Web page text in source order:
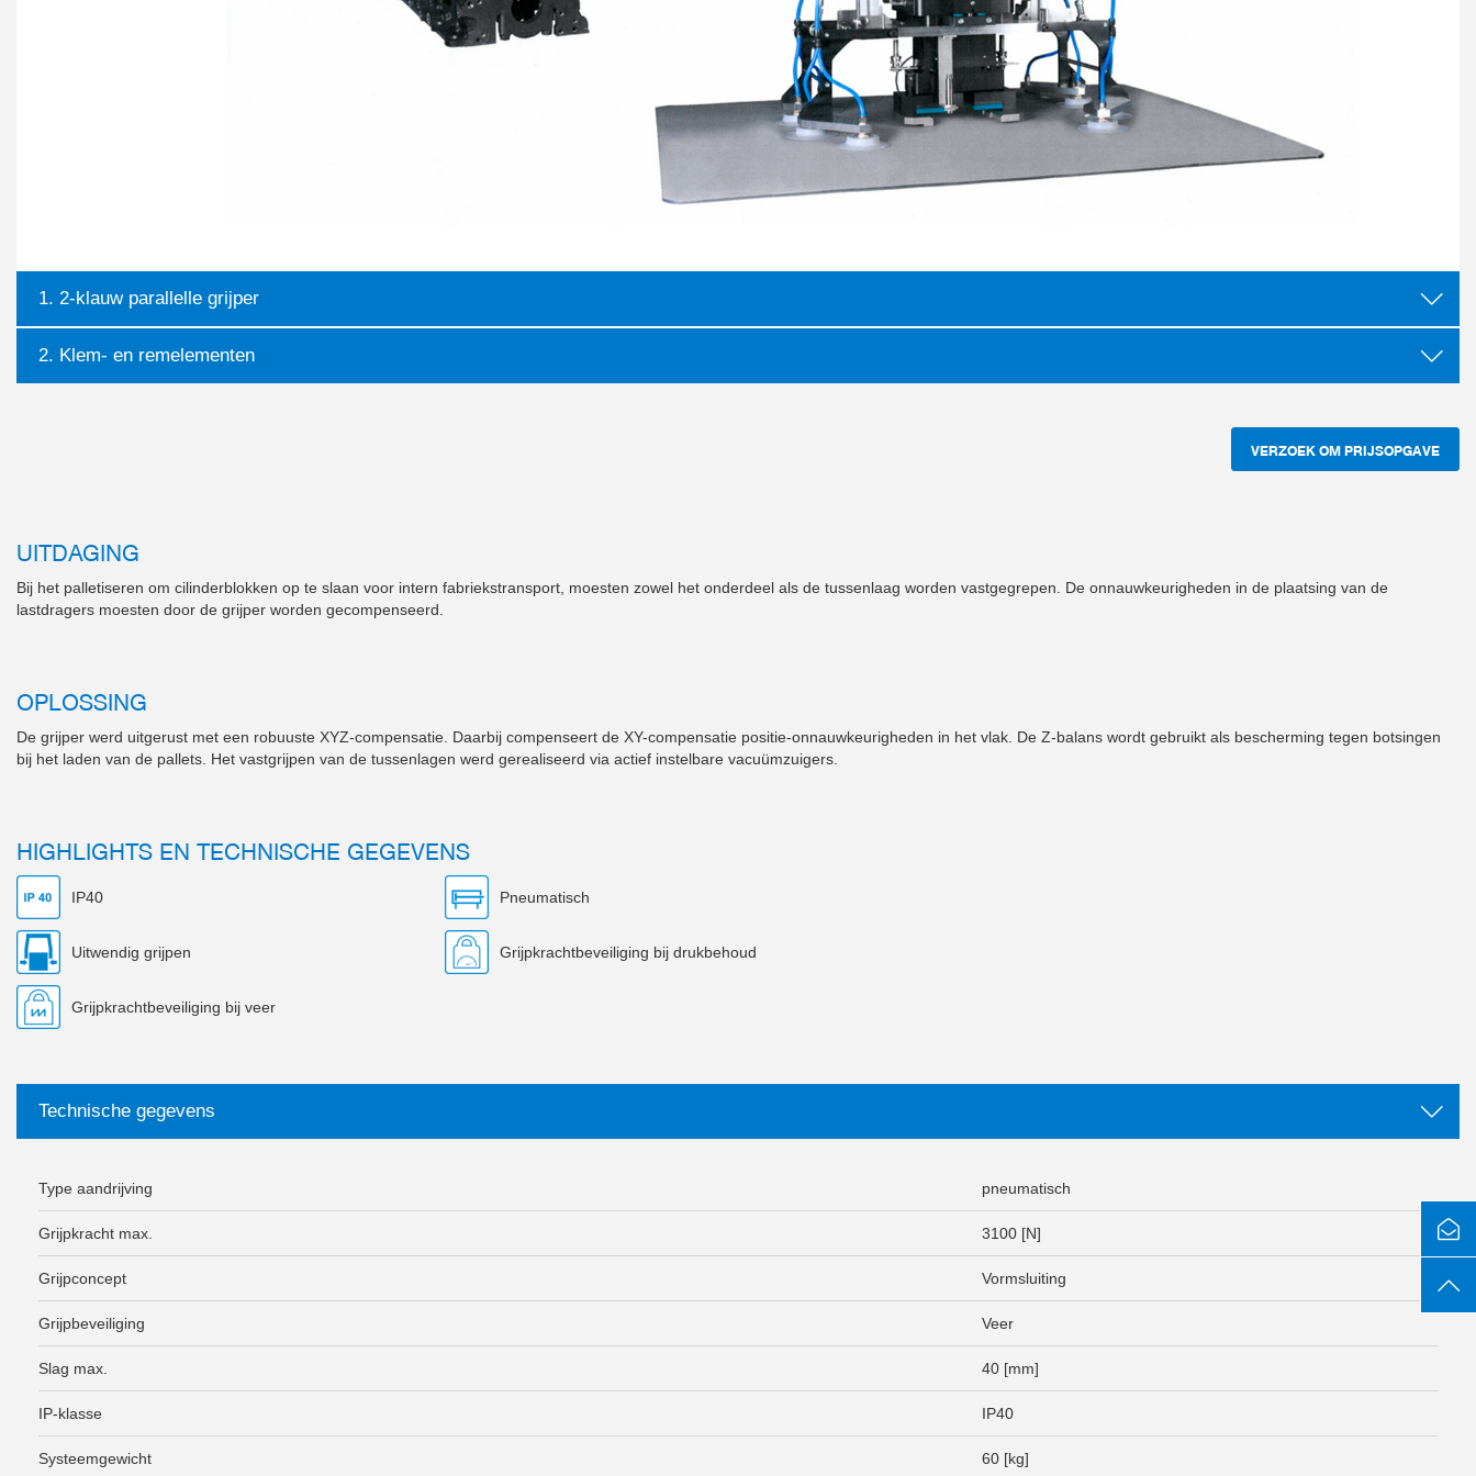
Hoge grijpkracht door optimale omzetting van
aandrijfkracht in grijpkracht
1. 2-klauw parallelle grijper
2. Klem- en remelementen
VERZOEK OM PRIJSOPGAVE
UITDAGING
Bij het palletiseren om cilinderblokken op te slaan voor intern fabriekstransport, moesten zowel het onderdeel als de tussenlaag worden vastgegrepen. De onnauwkeurigheden in de plaatsing van de
lastdragers moesten door de grijper worden gecompenseerd.
OPLOSSING
De grijper werd uitgerust met een robuuste XYZ-compensatie. Daarbij compenseert de XY-compensatie positie-onnauwkeurigheden in het vlak. De Z-balans wordt gebruikt als bescherming tegen botsingen
bij het laden van de pallets. Het vastgrijpen van de tussenlagen werd gerealiseerd via actief instelbare vacuümzuigers.
HIGHLIGHTS EN TECHNISCHE GEGEVENS
IP40 Pneumatisch
Uitwendig grijpen Grijpkrachtbeveiliging bij drukbehoud
Grijpkrachtbeveiliging bij veer
Technische gegevens
Type aandrijving pneumatisch
Grijpkracht max. 3100 [N]
Grijpconcept Vormsluiting
Grijpbeveiliging Veer
Slag max. 40 [mm]
IP-klasse IP40
Systeemgewicht 60 [kg]